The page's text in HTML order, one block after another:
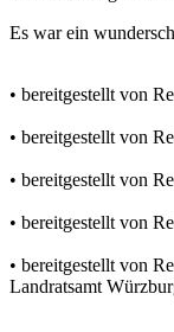
Es war ein
• bereitgestellt von
• bereitgestellt von
• bereitgestellt von
• bereitgestellt von
• bereitgestellt von
Landratsamt